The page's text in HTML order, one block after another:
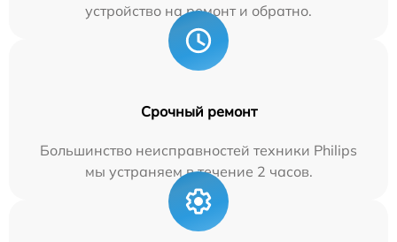
устройство на ремонт и обратно.
Срочный ремонт
Большинство неисправностей техники Philips
мы устраняем в течение 2 часов.